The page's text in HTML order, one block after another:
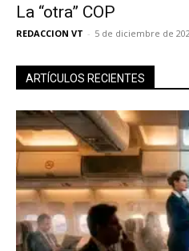
La “otra” COP
REDACCION VT - 5 de diciembre de
ARTÍCULOS RECIENTES